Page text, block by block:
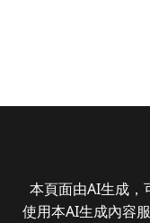
本頁面由AI生成，
使用本AI生成內容